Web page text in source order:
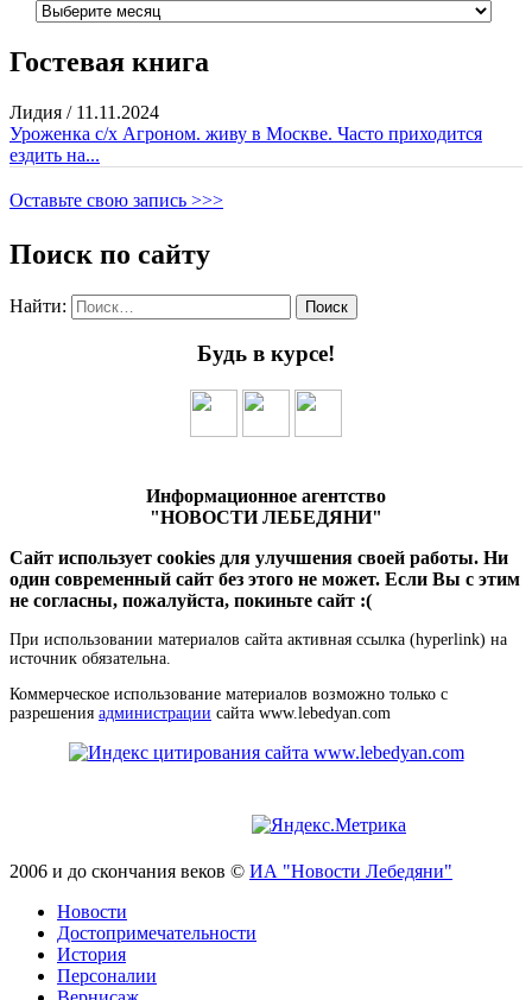
Гостевая книга
Лидия / 11.11.2024
Уроженка с/х Агроном. живу в Москве. Часто приходится
ездить на...
Оставьте свою запись >>>
Поиск по сайту
Найти:
Будь в курсе!
Информационное агентство
"НОВОСТИ ЛЕБЕДЯНИ"
Сайт использует cookies для улучшения своей работы. Ни
один современный сайт без этого не может. Если Вы с этим
не согласны, пожалуйста, покиньте сайт :(
При использовании материалов сайта активная ссылка (hyperlink) на
источник обязательна.
Коммерческое использование материалов возможно только с
разрешения администрации сайта www.lebedyan.com
2006 и до скончания веков © ИА "Новости Лебедяни"
Новости
Достопримечательности
История
Персоналии